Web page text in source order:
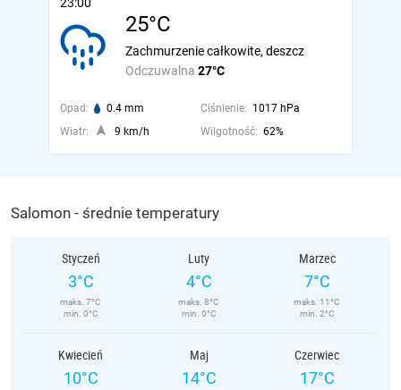
25°C
Odczuwalna 27°C
Zachmurzenie całkowite, deszcz
Opad: 0.4 mm Ciśnienie: 1017 hPa
Wiatr:
9 km/h Wilgotność: 62%
Salomon - średnie temperatury
Styczeń
3°C
maks. 7°C
min. 0°C
Luty
4°C
maks. 8°C
min. 0°C
Marzec
7°C
maks. 11°C
min. 2°C
Kwiecień
10°C
Maj
14°C
Czerwiec
17°C